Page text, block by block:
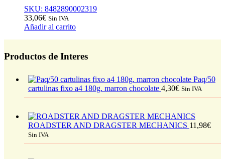
SKU: 8482890002319
33,06€ Sin IVA
Añadir al carrito
Productos de Interes
Paq/50
cartulinas fixo a4 180g. marron chocolate 4,30€ Sin IVA
ROADSTER AND DRAGSTER MECHANICS 11,98€
Sin IVA